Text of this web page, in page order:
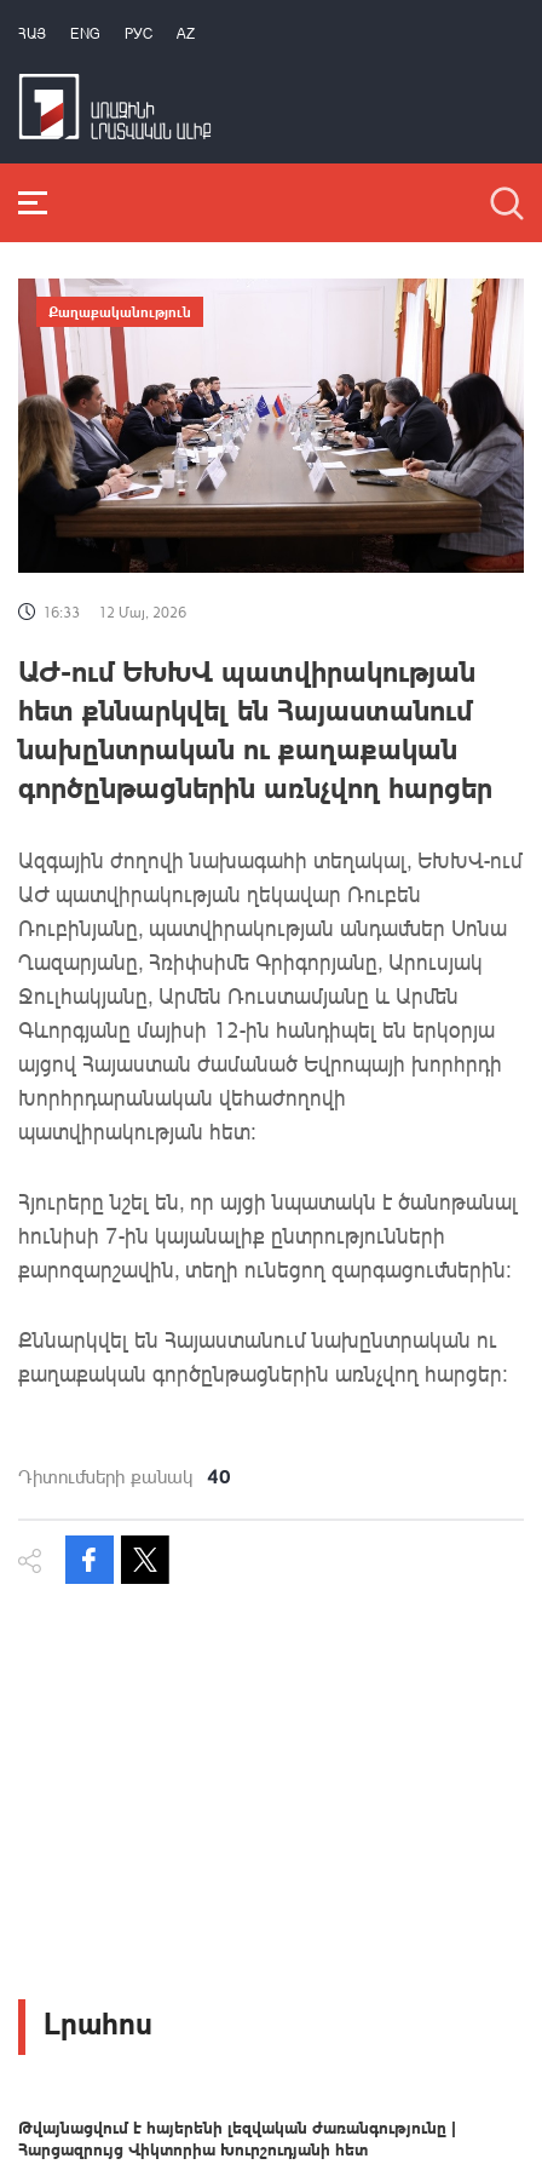
ՀԱՅ ENG РУС AZ
Քաղաքականություն
16:33 12 Մայ, 2026
ԱԺ-ում ԵԽԽՎ պատվիրակության
հետ քննարկվել են Հայաստանում
նախընտրական ու քաղաքական
գործընթացներին առնչվող հարցեր
Ազգային ժողովի նախագահի տեղակալ, ԵԽԽՎ-ում
ԱԺ պատվիրակության ղեկավար Ռուբեն
Ռուբինյանը, պատվիրակության անդամներ Սոնա
Ղազարյանը, Հռիփսիմե Գրիգորյանը, Արուսյակ
Ջուլհակյանը, Արմեն Ռուստամյանը և Արմեն
Գևորգյանը մայիսի 12-ին հանդիպել են երկօրյա
այցով Հայաստան ժամանած Եվրոպայի խորհրդի
Խորհրդարանական վեհաժողովի
պատվիրակության հետ:
Հյուրերը նշել են, որ այցի նպատակն է ծանոթանալ
հունիսի 7-ին կայանալիք ընտրությունների
քարոզարշավին, տեղի ունեցող զարգացումներին:
Քննարկվել են Հայաստանում նախընտրական ու
քաղաքական գործընթացներին առնչվող հարցեր:
Դիտումների քանակ 40
Լրահոս
Թվայնացվում է հայերենի լեզվական ժառանգությունը |
Հարցազրույց Վիկտորիա Խուրշուդյանի հետ